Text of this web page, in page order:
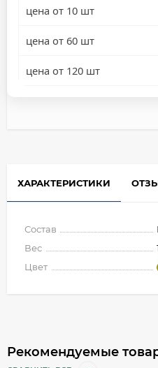
цена от 10 шт
цена от 60 шт
цена от 120 шт
ХАРАКТЕРИСТИКИ
Состав
Вес
Цвет
Рекомендуемые